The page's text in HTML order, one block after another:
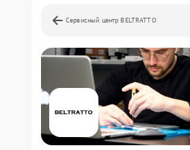
Сервисный центр BELTRATTO